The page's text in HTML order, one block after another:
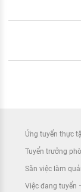
Ứng tuyển thực
Tuyển trưởng
Săn việc làm
Việc đang tuyển